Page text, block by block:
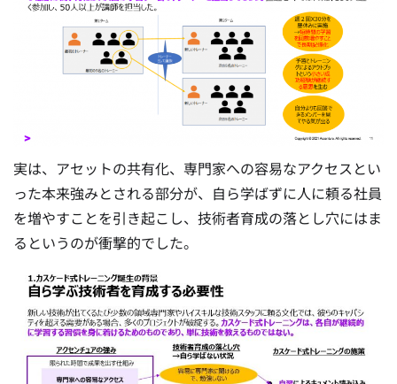
実は、アセットの共有化、専門家への容易なアクセスとい
った本来強みとされる部分が、自ら学ばずに人に頼る社員
を増やすことを引き起こし、技術者育成の落とし穴にはま
るというのが衝撃的でした。